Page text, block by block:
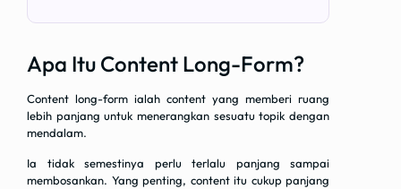
Apa Itu Content Long-Form?
Content long-form ialah content yang memberi ruang
lebih panjang untuk menerangkan sesuatu topik dengan
mendalam.
Ia tidak semestinya perlu terlalu panjang sampai
membosankan. Yang penting, content itu cukup panjang